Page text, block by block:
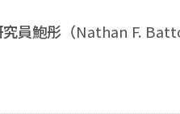
員鮑彤（Nathan F.